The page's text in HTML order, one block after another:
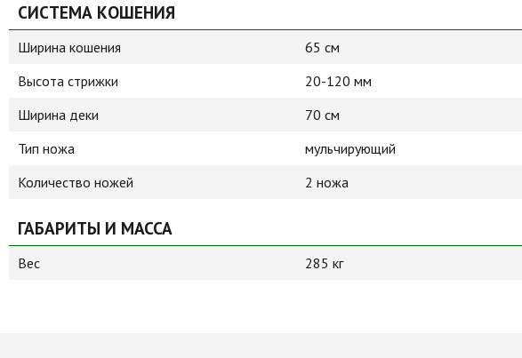
СИСТЕМА КОШЕНИЯ
Ширина кошения
65 см
Высота стрижки
20-120 мм
Ширина деки
70 см
Тип ножа
мульчирующий
Количество ножей
2 ножа
ГАБАРИТЫ И МАССА
Вес 285 кг